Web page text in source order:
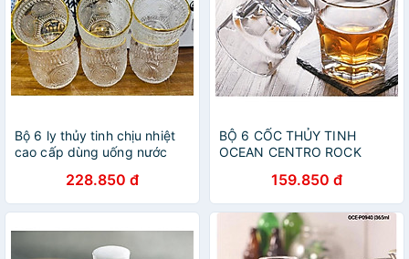
Bộ 6 ly thủy tinh chịu nhiệt
cao cấp dùng uống nước
đồng đáy tròn228.850 đ
BỘ 6 CỐC THỦY TINH
OCEAN CENTRO ROCK
159.850 đ